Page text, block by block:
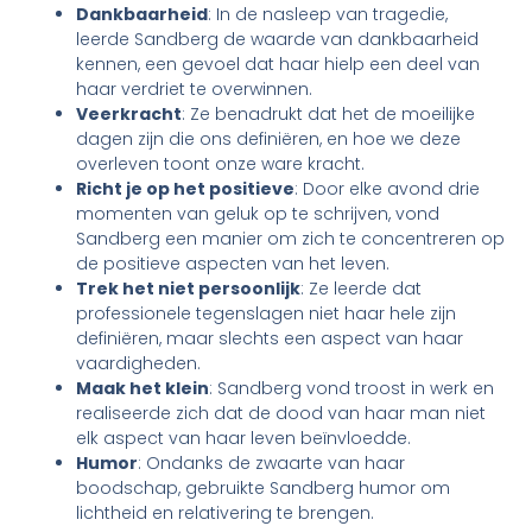
Dankbaarheid: In de nasleep van tragedie,
leerde Sandberg de waarde van dankbaarheid
kennen, een gevoel dat haar hielp een deel van
haar verdriet te overwinnen.
Veerkracht: Ze benadrukt dat het de moeilijke
dagen zijn die ons definiëren, en hoe we deze
overleven toont onze ware kracht.
Richt je op het positieve: Door elke avond drie
momenten van geluk op te schrijven, vond
Sandberg een manier om zich te concentreren op
de positieve aspecten van het leven.
Trek het niet persoonlijk: Ze leerde dat
professionele tegenslagen niet haar hele zijn
definiëren, maar slechts een aspect van haar
vaardigheden.
Maak het klein: Sandberg vond troost in werk en
realiseerde zich dat de dood van haar man niet
elk aspect van haar leven beïnvloedde.
Humor: Ondanks de zwaarte van haar
boodschap, gebruikte Sandberg humor om
lichtheid en relativering te brengen.